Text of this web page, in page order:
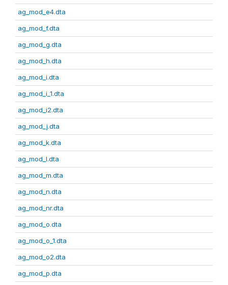
ag_mod_e4.dta
ag_mod_f.dta
ag_mod_g.dta
ag_mod_h.dta
ag_mod_i.dta
ag_mod_i_1.dta
ag_mod_i2.dta
ag_mod_j.dta
ag_mod_k.dta
ag_mod_l.dta
ag_mod_m.dta
ag_mod_n.dta
ag_mod_nr.dta
ag_mod_o.dta
ag_mod_o_1.dta
ag_mod_o2.dta
ag_mod_p.dta